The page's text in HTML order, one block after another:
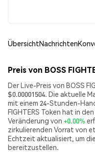
ÜbersichtNachrichten
Preis von BOSS
Der Live-Preis von BOSS
$0.00001504. Die aktuelle
mit einem 24-Stunden-
FIGHTERS Token hat in
Veränderung von +0.00%
zirkulierenden Vorrat von
Echtzeit aktualisiert, um
bereitzustellen.